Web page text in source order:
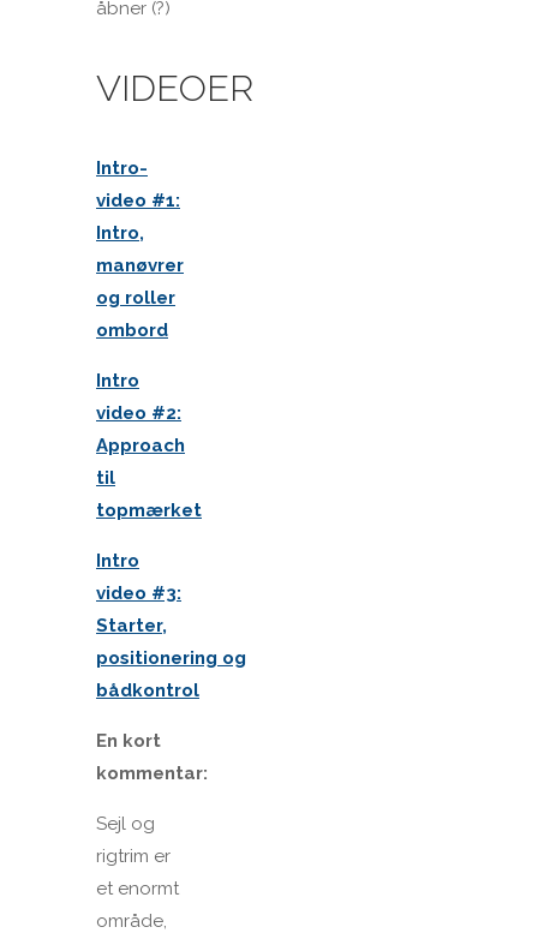
åbner (?)
VIDEOER
Intro-
video #1:
Intro,
manøvrer
og roller
ombord
Intro
video #2:
Approach
til
topmærket
Intro
video #3:
Starter,
positionering og
bådkontrol
En kort
kommentar:
Sejl og
rigtrim er
et enormt
område,